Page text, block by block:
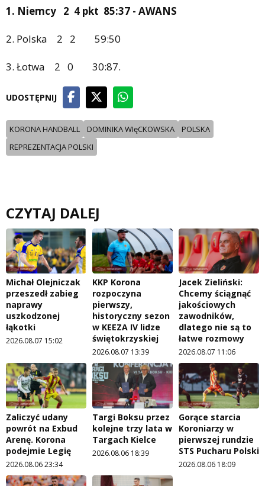
1. Niemcy 2 4 pkt 85:37 - AWANS
2. Polska 2 2 59:50
3. Łotwa 2 0 30:87.
UDOSTĘPNIJ
KORONA HANDBALL DOMINIKA WIęCKOWSKA
POLSKA
REPREZENTACJA POLSKI
CZYTAJ DALEJ
Michał Olejniczak
przeszedł zabieg
naprawy
uszkodzonej
łąkotki
2026.08.07 15:02
KKP Korona
rozpoczyna
pierwszy,
historyczny sezon
w KEEZA IV lidze
świętokrzyskiej
2026.08.07 13:39
Jacek Zieliński:
Chcemy ściągnąć
jakościowych
zawodników,
dlatego nie są to
łatwe rozmowy
2026.08.07 11:06
Zaliczyć udany
powrót na Exbud
Arenę. Korona
podejmie Legię
2026.08.06 23:34
Targi Boksu przez
kolejne trzy lata w
Targach Kielce
2026.08.06 18:39
Gorące starcia
Koroniarzy w
pierwszej rundzie
STS Pucharu Polski
2026.08.06 18:09